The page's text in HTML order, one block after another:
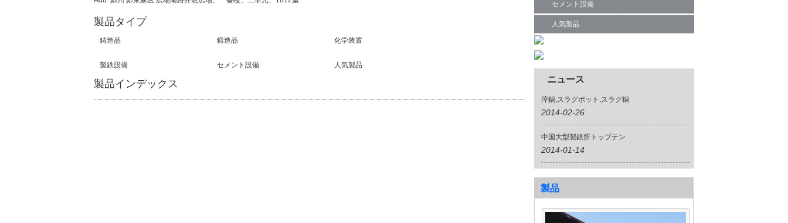
製品タイプ
鋳造品 鍛造品 化学装置
製鉄設備 セメント設備 人気製品
製品インデックス
セメント設備
人気製品
ニュース
滓鍋,スラグポット,スラグ鍋
2014-02-26
中国大型製鉄所トップテン
2014-01-14
製品